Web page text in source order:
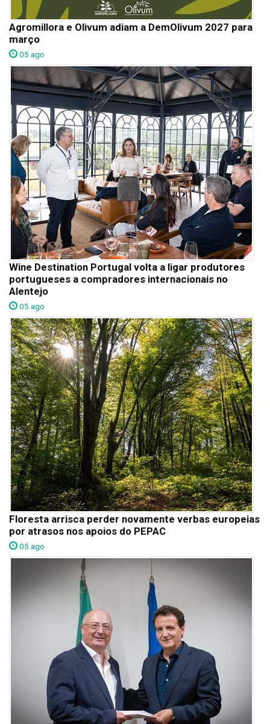
Agromillora e Olivum adiam a DemOlivum 2027 para
março
05 ago
Wine Destination Portugal volta a ligar produtores
portugueses a compradores internacionais no
Alentejo
05 ago
Floresta arrisca perder novamente verbas europeias
por atrasos nos apoios do PEPAC
05 ago